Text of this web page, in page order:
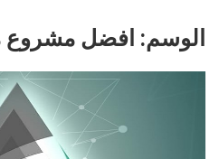
الوسم: افضل مشروع